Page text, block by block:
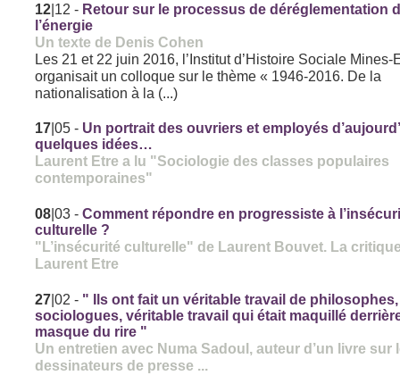
12|12 - Retour sur le processus de déréglementation
l’énergie
Un texte de Denis Cohen
Les 21 et 22 juin 2016, l’Institut d’Histoire Sociale Mines-
organisait un colloque sur le thème « 1946-2016. De la
nationalisation à la (...)
17|05 - Un portrait des ouvriers et employés
quelques idées…
Laurent Etre a lu "Sociologie des classes populaires
contemporaines"
08|03 -Comment répondre en progressiste à
culturelle ?
"L’insécurité culturelle" de Laurent Bouvet. La
Laurent Etre
27|02 - " Ils ont fait un véritable travail de
sociologues, véritable travail qui était maquillé
masque du rire "
Un entretien avec Numa Sadoul, auteur d’un livre sur
dessinateurs de presse ...